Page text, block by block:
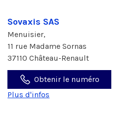
Sovaxis SAS
Menuisier,
11 rue Madame Sornas
37110 Château-Renault
Obtenir le numéro
Plus d'infos